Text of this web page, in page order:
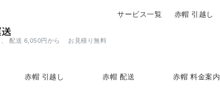
配送 6,050円から お見積り無料
赤帽 引越し 赤帽 配送 赤帽 料金案内
サービス一覧 赤帽 引越し